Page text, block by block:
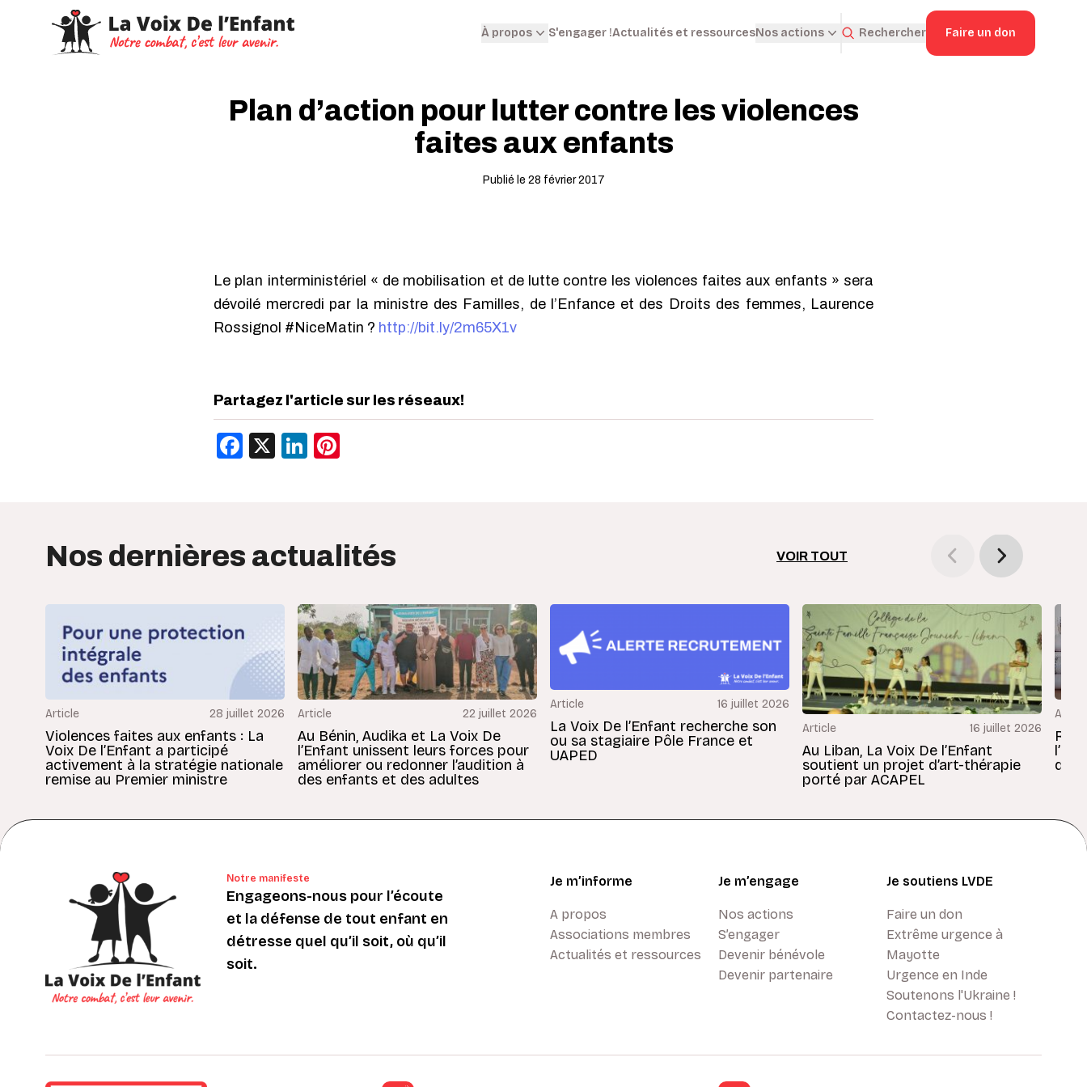
À propos S'engager !Actualités et ressourcesNos actions Rechercher Faire un don
Plan d’action pour lutter contre les violences
faites aux enfants
Publié le 28 février 2017
Le plan interministériel « de mobilisation et de lutte contre les violences faites aux enfants » sera
dévoilé mercredi par la ministre des Familles, de l’Enfance et des Droits des femmes, Laurence
Rossignol #NiceMatin ? http://bit.ly/2m65X1v
Partagez l'article sur les réseaux!
Facebook
X LinkedIn
Nos dernières actualités VOIR TOUT
Article 28 juillet 2026
Violences faites aux enfants : La
Voix De l’Enfant a participé
activement à la stratégie nationale
remise au Premier ministre
Article 22 juillet 2026
Au Bénin, Audika et La Voix De
l’Enfant unissent leurs forces pour
améliorer ou redonner l’audition à
des enfants et des adultes
Article 16 juillet 2026
La Voix De l’Enfant recherche son
ou sa stagiaire Pôle France et
UAPED
Article 16 juillet 2026
Au Liban, La Voix De l’Enfant
soutient un projet d’art-thérapie
porté par ACAPEL
Notre manifeste
Engageons-nous pour l’écoute
et la défense de tout enfant en
détresse quel qu’il soit, où qu’il
soit.
Je m’informe
A propos
Associations membres
Actualités et ressources
Je m’engage
Nos actions
S’engager
Devenir bénévole
Devenir partenaire
Je soutiens LVDE
Faire un don
Extrême urgence à
Mayotte
Urgence en Inde
Soutenons l'Ukraine !
Contactez-nous !